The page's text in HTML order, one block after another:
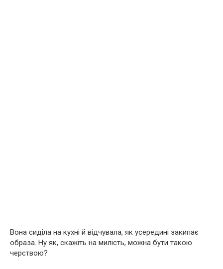
Вона сиділа на кухні й відчувала, як усередині закипає
образа. Ну як, скажіть на милість, можна бути такою
черствою?